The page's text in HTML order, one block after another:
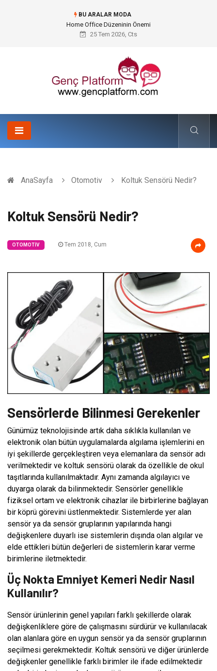
BU ARALAR MODA
Konteyner Nakliye Fiyatları ve Küresel Ticarette Bütçe Yönetimi
25 Tem 2026, Cts
AnaSayfa Otomotiv Koltuk Sensörü Nedir?
Koltuk Sensörü Nedir?
OTOMOTIV Tem 2018, Cum
Sensörlerde Bilinmesi Gerekenler
Günümüz teknolojisinde artık daha sıklıkla kullanılan ve
elektronik olan bütün uygulamalarda algılama işlemlerini en
iyi şekillerde gerçekleştiren veya elemanlara da sensör adı
verilmektedir ve koltuk sensörü olarak da özellikle de okul
taşıtlarında kullanılmaktadır. Aynı zamanda algılayıcı ve
duyarga olarak da bilinmektedir. Sensörler genellikle
fiziksel ortam ve elektronik cihazlar ile birbirlerine bağlayan
bir köprü görevini üstlenmektedir. Sistemlerde yer alan
sensör ya da sensör gruplarının yapılarında hangi
değişkenlere duyarlı ise sistemlerin dışında olan algılar ve
elde ettikleri bütün değerleri de sistemlerin karar verme
birimlerine iletmektedir.
Üç Nokta Emniyet Kemeri Nedir Nasıl
Kullanılır?
Sensör ürünlerinin genel yapıları farklı şekillerde olarak
değişkenliklere göre de çalışmasını sürdürür ve kullanılacak
olan alanlara göre en uygun sensör ya da sensör gruplarının
seçilmesi gerekmektedir. Koltuk sensörü ve diğer ürünlerde
değişkenler genellikle farklı birimler ile ifade edilmektedir